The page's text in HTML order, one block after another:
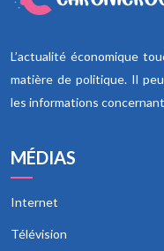
L’actualité économique
matière de politique. Il
les informations
MÉDIAS
Internet
Télévision